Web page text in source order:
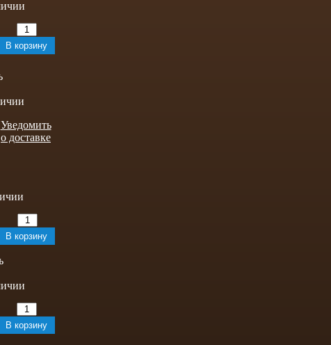
Уведомить
о доставке